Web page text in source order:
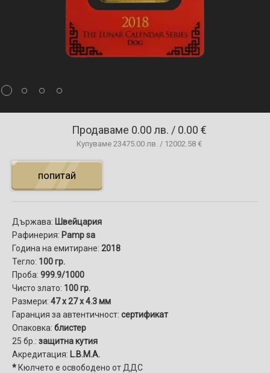
Продаваме 0.00 лв. / 0.00 €
Купуваме 23475.00 лв. / 12002.58 €
попитай
Държава: Швейцария
Рафинерия: Pamp sa
Година на емитиране: 2018
Тегло: 100 гр.
Проба: 999.9/1000
Чисто злато: 100 гр.
Размери: 47 x 27 x 4.3 мм
Гаранция за автентичност: сертификат
Опаковка: блистер
25 бр.: защитна кутия
Акредитация: L.B.M.A.
*Кюлчето е освободено от ДДС